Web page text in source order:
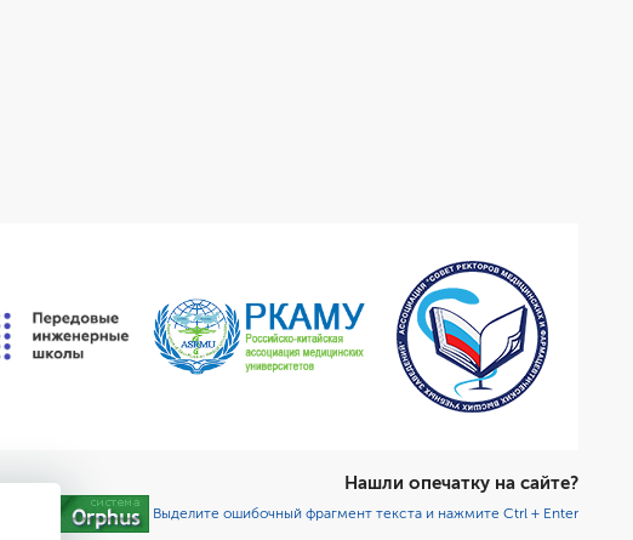
Нашли опечатку на сайте?
Выделите ошибочный фрагмент текста и нажмите Ctrl + Enter